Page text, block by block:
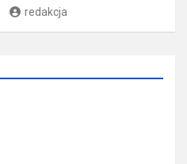
redakcja